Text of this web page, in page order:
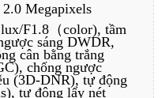
Megapixels
F1.8（color), tầm
sáng DWDR,
cân bằng trắng
chống ngược
(3D-DNR), tự động
tự động lấy nét